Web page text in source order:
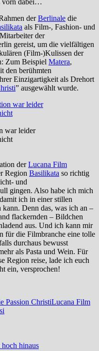
derBerlinale die
als Film-, Fashion- und
der
gereist, um die vielfältigen
(Film-)Kulissen der
Zum Beispiel Matera,
den berühmten
Einzigartigkeit als Drehort
” ausgewählt wurde.
war leider
derLucana Film
Region Basilikata so richtig
und
gingen. Also habe ich mich
ich in einer stillen
kann. Denn das, was ich an –
flackernden – Bildchen
aus. Und ich kann mir
für die Filmbranche eine tolle
durchaus bewusst
als Pasta und Wein. Für
Region reise, lade ich euch
ein, versprochen!
Passion ChristiLucana Film
hinaus